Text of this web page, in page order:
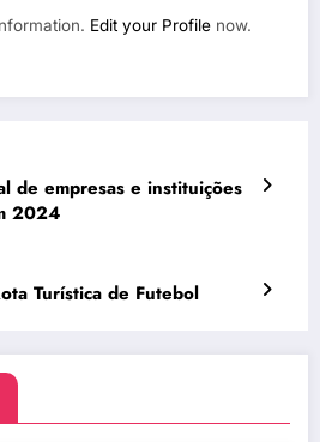
Edit your Profile now.
de empresas e instituições
2024
Turística de Futebol